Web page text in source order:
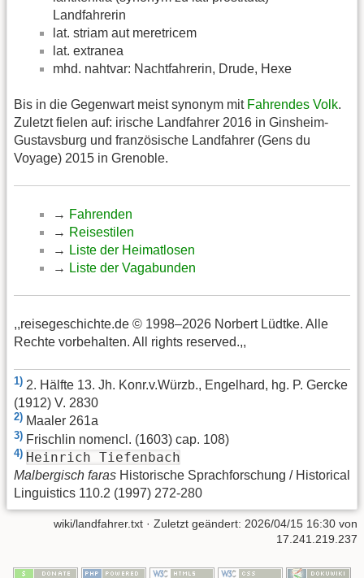
Landfahrerin
lat. striam aut meretricem
lat. extranea
mhd. nahtvar: Nachtfahrerin, Drude, Hexe
Bis in die Gegenwart meist synonym mit Fahrendes Volk.
Zuletzt fielen auf: irische Landfahrer 2016 in Ginsheim-
Gustavsburg und französische Landfahrer (Gens du
Voyage) 2015 in Grenoble.
→ Fahrenden
→ Reisestilen
→ Liste der Heimatlosen
→ Liste der Vagabunden
,,reisegeschichte.de © 1998–2026 Norbert Lüdtke. Alle
Rechte vorbehalten. All rights reserved.,,
1) 2. Hälfte 13. Jh. Konr.v.Würzb., Engelhard, hg. P. Gercke
(1912) V. 2830
2) Maaler 261a
3) Frischlin nomencl. (1603) cap. 108)
4) Heinrich Tiefenbach
Malbergisch faras Historische Sprachforschung / Historical
Linguistics 110.2 (1997) 272-280
wiki/landfahrer.txt · Zuletzt geändert: 2026/04/15 16:30 von
17.241.219.237